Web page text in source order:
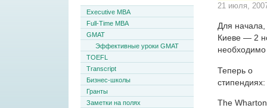
21 июля,
Для начала,
Киеве — 2
Теперь о
стипендиях:
The
Executive MBA
Full-Time MBA
GMAT
Эффективные уроки GMAT
TOEFL
Transcript
Бизнес-школы
Гранты
Заметки на полях